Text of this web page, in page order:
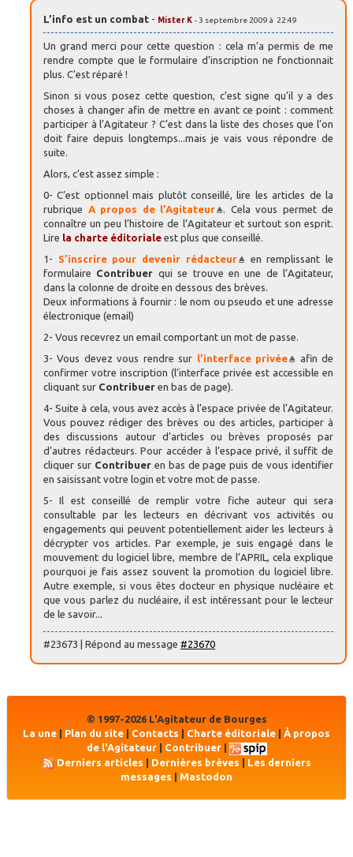
L’info est un combat - Mister K - 3 septembre 2009 à 22:49
Un grand merci pour cette question : cela m’a permis de me
rendre compte que le formulaire d’inscription ne fonctionnait
plus. C’est réparé !
Sinon si vous posez cette question, c’est signe qu’il y a des
choses à changer afin de mettre en avant ce point : comment
participer à l’Agitateur ? C’est dans la liste des choses que l’on
doit faire depuis longtemps...mais je vais vous répondre de
suite.
Alors, c’est assez simple :
0- C’est optionnel mais plutôt conseillé, lire les articles de la
rubrique
A propos de l’Agitateur
. Cela vous permet de
connaître un peu l’histoire de l’Agitateur et surtout son esprit.
Lire la charte éditoriale est plus que conseillé.
1- S’inscrire pour devenir rédacteur
en remplissant le
formulaire Contribuer qui se trouve en une de l’Agitateur,
dans la colonne de droite en dessous des brèves.
Deux informations à fournir : le nom ou pseudo et une adresse
électronique (email)
2- Vous recevrez un email comportant un mot de passe.
3- Vous devez vous rendre sur l’interface privée
afin de
confirmer votre inscription (l’interface privée est accessible en
cliquant sur Contribuer en bas de page).
4- Suite à cela, vous avez accès à l’espace privée de l’Agitateur.
Vous pouvez rédiger des brèves ou des articles, participer à
des discussions autour d’articles ou brèves proposés par
d’autres rédacteurs. Pour accéder à l’espace privé, il suffit de
cliquer sur Contribueren bas de page puis de vous identifier
en saisissant votre login et votre mot de passe.
5- Il est conseillé de remplir votre fiche auteur qui sera
consultable par les lecteurs en décrivant vos activités ou
engagements qui peuvent potentiellement aider les lecteurs à
décrypter vos articles. Par exemple, je suis engagé dans le
mouvement du logiciel libre, membre de l’APRIL, cela explique
pourquoi je fais assez souvent la promotion du logiciel libre.
Autre exemple, si vous êtes docteur en physique nucléaire et
que vous parlez du nucléaire, il est intéressant pour le lecteur
de le savoir...
#23673 | Répond au message #23670
© 1997-2026 L'Agitateur de Bourges
La une
Plan du site Contacts Charte éditoriale
À propos
de l'Agitateur| Contribuer|
Derniers articles | Dernières brèves | Les derniers
messages
Mastodon